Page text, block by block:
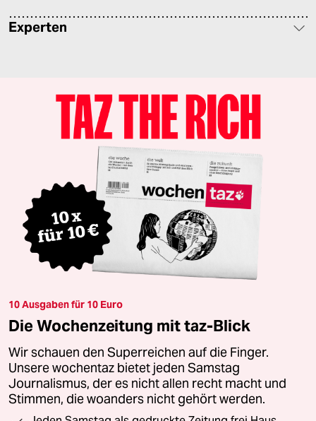
Experten
10 Ausgaben für 10 Euro
Die Wochenzeitung mit taz-Blick
Wir schauen den Superreichen auf die Finger.
Unsere wochentaz bietet jeden Samstag
Journalismus, der es nicht allen recht macht und
Stimmen, die woanders nicht gehört werden.